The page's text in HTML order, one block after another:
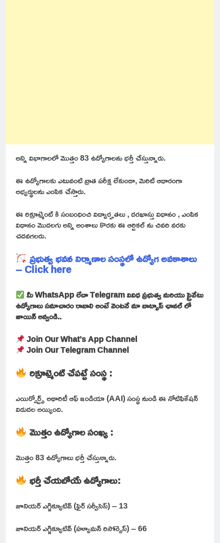
అన్ని విభాగాలలో మొత్తం 83 ఉద్యోగాలను భర్తీ చేస్తున్నారు.
ఈ ఉద్యోగాలకు ఎటువంటి వ్రాత పరీక్ష లేకుండా, మెరిట్ ఆధారంగా
అభ్యర్థులను ఎంపిక చేస్తారు.
ఈ రిక్రూట్మెంట్ కి సంబంధించి విద్యార్హతలు , దరఖాస్తు విధానం , ఎంపిక
విధానం మొదలగు అన్ని అంశాలు కొరకు ఈ ఆర్టికల్ ను చివరి వరకు
చదవగలరు.
ప్రభుత్వ భవన నిర్మాణాల సంస్థలో ఉద్యోగ అవకాశాలు
– Click here
మీ WhatsApp లేదా Telegram వివిధ ప్రభుత్వ మరియు ప్రైవేటు
ఉద్యోగాలు సమాచారం రావాలి అంటే వెంటనే మా వాట్సాప్ ఛానల్ లో
జాయిన్ అవ్వండి..
Join Our What’s App Channel
Join Our Telegram Channel
రిక్రూట్మెంట్ చేపట్టే సంస్థ :
ఎయిర్పోర్ట్స్ అథారిటీ ఆఫ్ ఇండియా (AAI) సంస్థ నుండి ఈ నోటిఫికేషన్
విడుదల అయ్యింది.
మొత్తం ఉద్యోగాల సంఖ్య :
మొత్తం 83 ఉద్యోగాలు భర్తీ చేస్తున్నారు.
భర్తీ చేయబోయే ఉద్యోగాలు:
జూనియర్ ఎగ్జిక్యూటివ్ (ఫైర్ సర్వీసెస్) – 13
జూనియర్ ఎగ్జిక్యూటివ్ (హ్యూమన్ రిసోర్సెస్) – 66